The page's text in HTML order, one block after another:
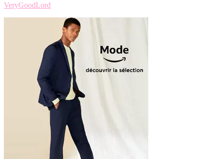
VeryGoodLord